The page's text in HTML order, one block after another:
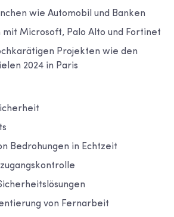
wie Automobil und Banken
Microsoft, Palo Alto und Fortinet
Projekten wie den
2024 in Paris
Bedrohungen in Echtzeit
von Fernarbeit